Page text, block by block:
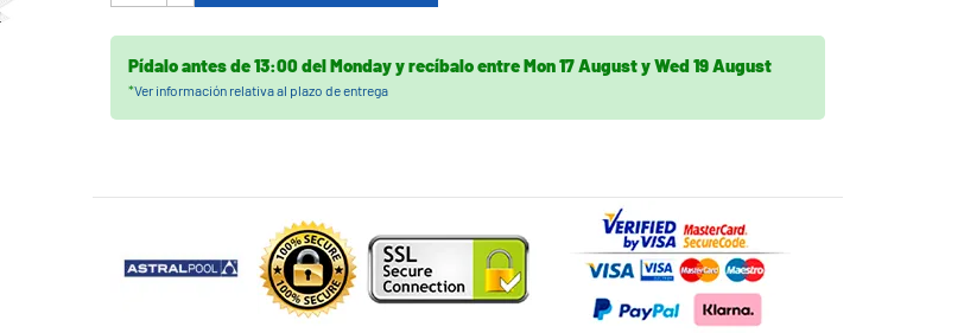
Pídalo antes de13:00 del Mondayy recíbaloentreMon 17 AugustyWed 19 August
*Ver información relativa al plazo de entrega